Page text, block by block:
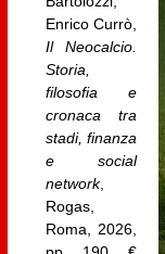
Enrico Currò,
Il Neocalcio.
Storia,
filosofia e
cronaca tra
stadi, finanza
e social
network,
Rogas,
Roma, 2026,